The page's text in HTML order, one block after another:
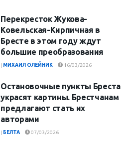
Перекресток Жукова-
Ковельская-Кирпичная в
Бресте в этом году ждут
большие преобразования
| МИХАИЛ ОЛЕЙНИК 16/03/2026
Остановочные пункты Бреста
украсят картины. Брестчанам
предлагают стать их
авторами
| БЕЛТА 07/03/2026